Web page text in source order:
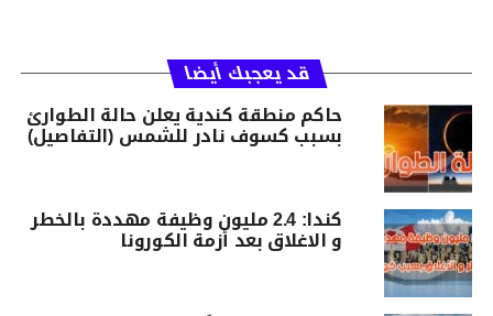
قد يعجبك أيضا
حاكم منطقة كندية يعلن حالة الطوارئ
بسبب كسوف نادر للشمس (التفاصيل)
كندا: 2.4 مليون وظيفة مهددة بالخطر
و الاغلاق بعد أزمة الكورونا